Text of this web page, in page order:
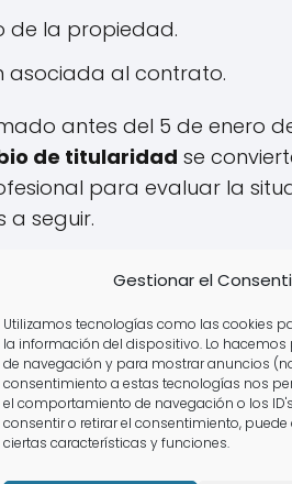
Gestionar el
Utilizamos tecnologías como las cookies
la información del dispositivo. Lo
de navegación y para mostrar anuncios
consentimiento a estas tecnologías nos
el comportamiento de navegación o los
consentir o retirar el consentimiento,
ciertas características y funciones.
de la propiedad.
asociada al contrato.
antes del 5 de enero
de titularidad se
para evaluar la
a seguir.
para Dueños de
dificultades con tu
legal. Abogados
y ofrecerte posibles
Vender tu